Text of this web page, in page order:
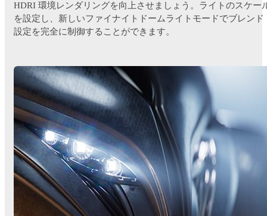
HDRI 環境レンダリングを向上させましょう。ライトのスケー
を設定し、新しいファイナイトドームライトモードでブレンド
設定を完全に制御することができます。